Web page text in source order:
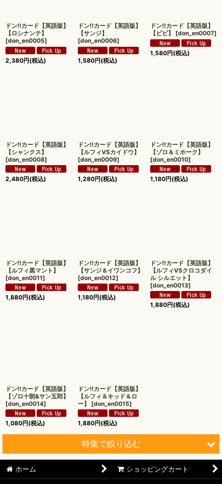
ドン!!カード【英語版】
【ロシナンテ】
[don_en0005]
2,380円(税込)
ドン!!カード【英語版】
【サンジ】
[don_en0006]
1,580円(税込)
ドン!!カード【英語版】
【ビビ】
[don_en0007]
1,580円(税込)
ドン!!カード【英語版】
【シャンクス】
[don_en0008]
2,480円(税込)
ドン!!カード【英語版】
【ルフィVSカイドウ】
[don_en0009]
1,280円(税込)
ドン!!カード【英語版】
【ゾロ＆ミホーク】
[don_en0010]
1,180円(税込)
ドン!!カード【英語版】
【ルフィ黒マント】
[don_en0011]
1,880円(税込)
ドン!!カード【英語版】
【サンジ＆イワンコフ】
[don_en0012]
1,180円(税込)
ドン!!カード【英語版】
【ルフィVSクロコダイ
ル シルエット】
[don_en0013]
1,880円(税込)
ドン!!カード【英語版】
【ゾロ十朗&サン五郎】
[don_en0014]
1,080円(税込)
ドン!!カード【英語版】
【ルフィ＆キッド＆ロ
ー】
[don_en0015]
1,880円(税込)
特集で絞り込む
【オリワン】オリジナルプレイマット
ホーム ショッピングカート